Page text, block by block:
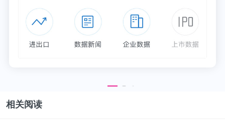
相关阅读